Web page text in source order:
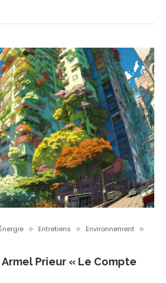
Énergie Entretiens
Environnement
Prieur « Le Compte